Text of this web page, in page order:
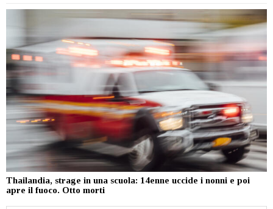
Thailandia, strage in una scuola: 14enne uccide i nonni e poi
apre il fuoco. Otto morti